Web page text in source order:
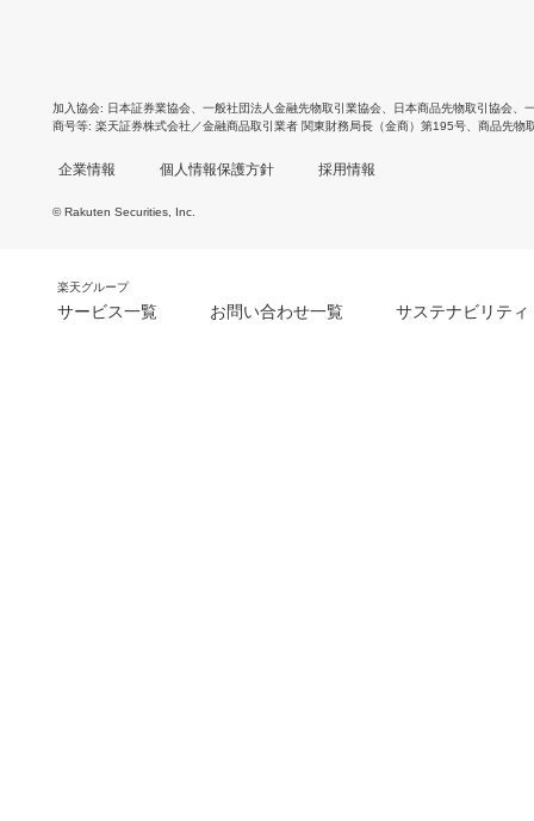
加入協会 日本証券業協会 一般社団法人金融先物取引業協会 日本商品先物取引協会
商号等 楽天証券株式会社／金融商品取引業者 関東財務局長（金商）第195号、商品先物
企業情報 個人情報保護方針 採用情報
© Rakuten Securities, Inc.
楽天グループ
サービス一覧 お問い合わせ一覧 サステナビリティ